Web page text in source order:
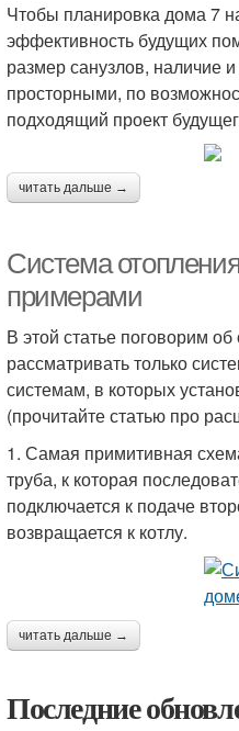
Чтобы планировка дома 7
эффективность будущих
размер санузлов,
просторными, по
подходящий проект
читать дальше →
Система
примерами
В этой статье поговорим
рассматривать только
системам, в которых
(прочитайте статью про
1. Самая примитивная
труба, к которая
подключается к подаче
возвращается к котлу.
читать дальше →
Последние